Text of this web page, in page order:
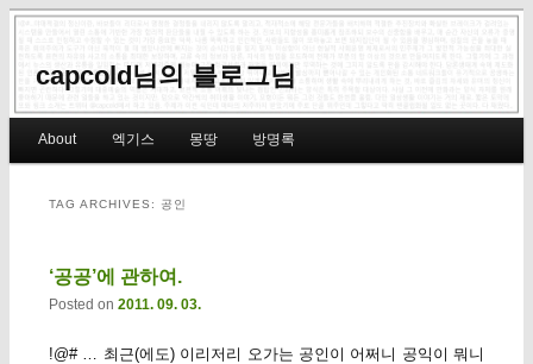
capcold님의 블로그님
Skip to primary content
Skip to secondary content
About 엑기스 몽땅 방명록
TAG ARCHIVES: 공인
‘공공’에 관하여.
Posted on 2011. 09. 03.
!@# … 최근(에도) 이리저리 오가는 공인이 어쩌니 공익이 뭐니